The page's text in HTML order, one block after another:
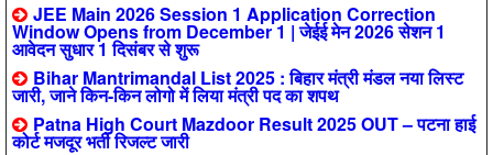
JEE Main 2026 Session 1 Application Correction
Window Opens from December 1 | जेईई मेन 2026 सेशन 1
आवेदन सुधार 1 दिसंबर से शुरू
Bihar Mantrimandal List 2025 : बिहार मंत्री मंडल नया लिस्ट
जारी, जाने किन-किन लोगो में लिया मंत्री पद का शपथ
Patna High Court Mazdoor Result 2025 OUT – पटना हाई
कोर्ट मजदूर भर्ती रिजल्ट जारी